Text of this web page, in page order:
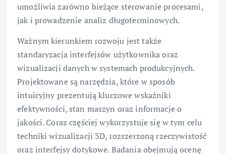
umożliwia zarówno bieżące sterowanie procesami,
jak i prowadzenie analiz długoterminowych.
Ważnym kierunkiem rozwoju jest także
standaryzacja interfejsów użytkownika oraz
wizualizacji danych w systemach produkcyjnych.
Projektowane są narzędzia, które w sposób
intuicyjny prezentują kluczowe wskaźniki
efektywności, stan maszyn oraz informacje o
jakości. Coraz częściej wykorzystuje się w tym celu
techniki wizualizacji 3D, rozszerzoną rzeczywistość
oraz interfejsy dotykowe. Badania obejmują ocenę